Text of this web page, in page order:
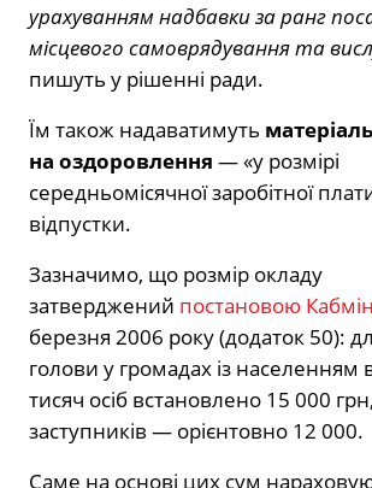
урахуванням надбавки за ранг
місцевого самоврядування та
пишуть у рішенні ради.
Їм також надаватимуть
на оздоровлення — «у розмірі
середньомісячної заробітної
відпустки.
Зазначимо, що розмір окладу
затверджений постановою
березня 2006 року (додаток 50):
голови у громадах із населенням
тисяч осіб встановлено 15 000
заступників — орієнтовно 12 000.
Саме на основі цих сум